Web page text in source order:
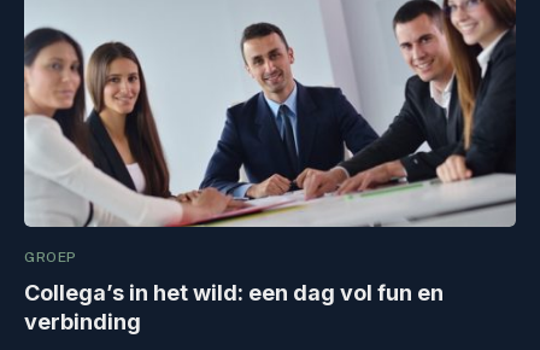
GROEP
Collega’s in het wild: een dag vol fun en
verbinding